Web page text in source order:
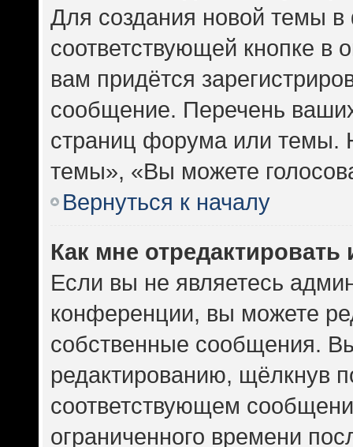
Для создания новой темы
соответствующей кнопке
вам придётся
сообщение. Перечень
страниц форума или темы.
темы», «Вы можете
Вернуться к началу
Как мне
Если вы не являетесь
конференции, вы можете
собственные сообщения.
редактированию, щёлкнув
соответствующем
ограниченного времени